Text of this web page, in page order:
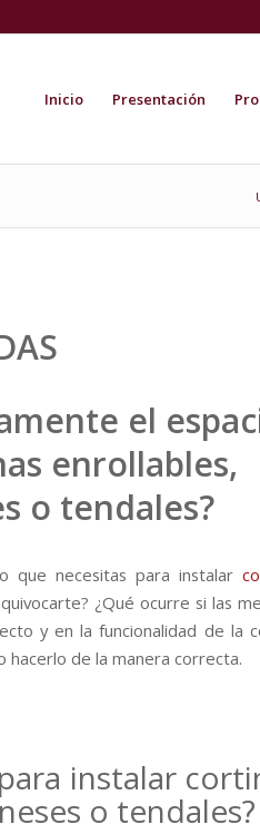
Inicio Presentación
el
enrollables,
o tendales?
que necesitas para instalar
¿Qué ocurre si las
y en la funcionalidad de la
hacerlo de la manera correcta.
instalar
o tendales?